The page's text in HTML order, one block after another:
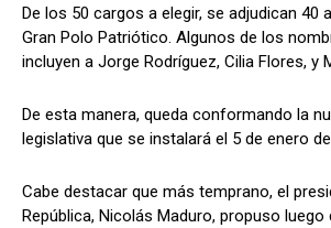
De los 50 cargos a elegir, se adjudican 40
Gran Polo Patriótico. Algunos de los
incluyen a Jorge Rodríguez, Cilia Flores, y
De esta manera, queda conformando la
legislativa que se instalará el 5 de enero
Cabe destacar que más temprano, el
República, Nicolás Maduro, propuso luego